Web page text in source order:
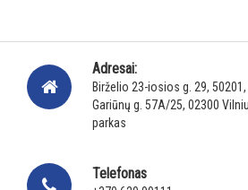
Adresai:
Birželio 23-iosios g. 29,
Gariūnų g. 57A/25, 02300
parkas
Telefonas